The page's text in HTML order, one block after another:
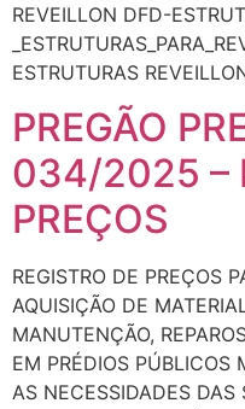
REVEILLON DFD-
ESTRUTURAS
PREGÃO
034/2025 –
PREÇOS
REGISTRO DE PREÇOS
AQUISIÇÃO DE
MANUTENÇÃO,
EM PRÉDIOS PÚBLICOS
AS NECESSIDADES DAS